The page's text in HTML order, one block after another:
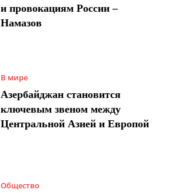
и провокациям России –
Намазов
В мире
Азербайджан становится
ключевым звеном между
Центральной Азией и Европой
Общество